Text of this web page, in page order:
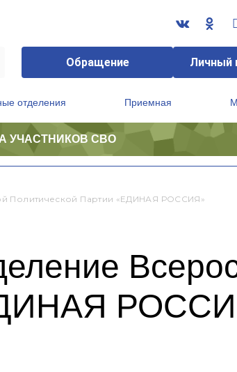
Обращение Личный
отделения Приемная
УЧАСТНИКОВ СВО
Политической Партии «ЕДИНАЯ РОССИЯ»